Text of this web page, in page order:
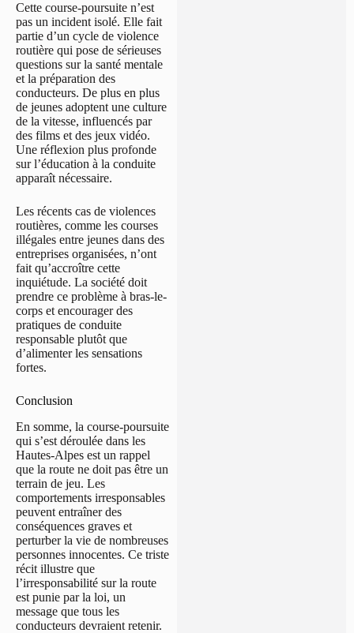
Cette course-poursuite n’est
pas un incident isolé. Elle fait
partie d’un cycle de violence
routière qui pose de sérieuses
questions sur la santé mentale
et la préparation des
conducteurs. De plus en plus
de jeunes adoptent une culture
de la vitesse, influencés par
des films et des jeux vidéo.
Une réflexion plus profonde
sur l’éducation à la conduite
apparaît nécessaire.
Les récents cas de violences
routières, comme les courses
illégales entre jeunes dans des
entreprises organisées, n’ont
fait qu’accroître cette
inquiétude. La société doit
prendre ce problème à bras-le-
corps et encourager des
pratiques de conduite
responsable plutôt que
d’alimenter les sensations
fortes.
Conclusion
En somme, la course-poursuite
qui s’est déroulée dans les
Hautes-Alpes est un rappel
que la route ne doit pas être un
terrain de jeu. Les
comportements irresponsables
peuvent entraîner des
conséquences graves et
perturber la vie de nombreuses
personnes innocentes. Ce triste
récit illustre que
l’irresponsabilité sur la route
est punie par la loi, un
message que tous les
conducteurs devraient retenir.